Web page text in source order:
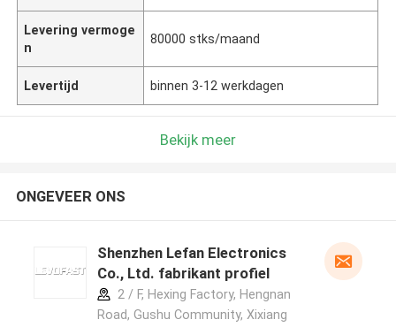
Levering vermoge
n
80000 stks/maand
Levertijd binnen 3-12 werkdagen
Bekijk meer
ONGEVEER ONS
Shenzhen Lefan Electronics
Co., Ltd. fabrikant profiel
2 / F, Hexing Factory, Hengnan
Road, Gushu Community, Xixiang